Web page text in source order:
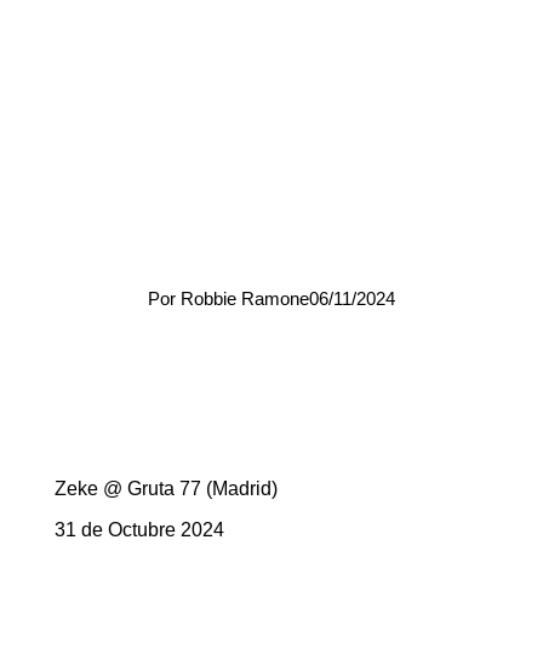
Por Robbie Ramone06/11/2024
Zeke @ Gruta 77 (Madrid)
31 de Octubre 2024